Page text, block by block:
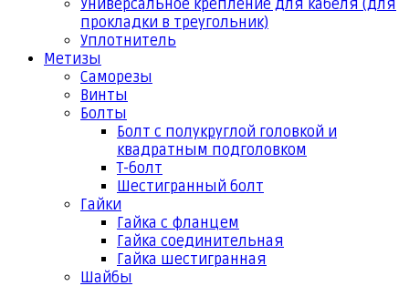
Универсальное крепление для кабеля (для
прокладки в треугольник)
Уплотнитель
Метизы
Саморезы
Винты
Болты
Болт с полукруглой головкой и
квадратным подголовком
Т-болт
Шестигранный болт
Гайки
Гайка с фланцем
Гайка соединительная
Гайка шестигранная
Шайбы